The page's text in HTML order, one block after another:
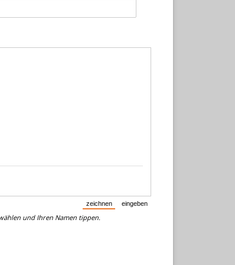
zeichnen
(Wechsel vom Eingabemodus in den
eingeben
und Ihren Namen tippen.